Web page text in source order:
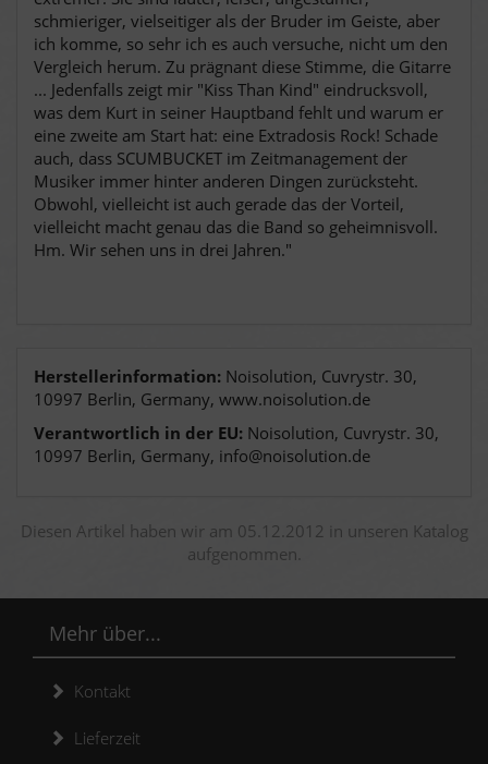
schmieriger, vielseitiger als der Bruder im Geiste, aber
ich komme, so sehr ich es auch versuche, nicht um den
Vergleich herum. Zu prägnant diese Stimme, die Gitarre
... Jedenfalls zeigt mir "Kiss Than Kind" eindrucksvoll,
was dem Kurt in seiner Hauptband fehlt und warum er
eine zweite am Start hat: eine Extradosis Rock! Schade
auch, dass SCUMBUCKET im Zeitmanagement der
Musiker immer hinter anderen Dingen zurücksteht.
Obwohl, vielleicht ist auch gerade das der Vorteil,
vielleicht macht genau das die Band so geheimnisvoll.
Hm. Wir sehen uns in drei Jahren."
Herstellerinformation: Noisolution, Cuvrystr. 30,
10997 Berlin, Germany, www.noisolution.de
Verantwortlich in der EU: Noisolution, Cuvrystr. 30,
10997 Berlin, Germany, info@noisolution.de
Diesen Artikel haben wir am 05.12.2012 in unseren Katalog
aufgenommen.
Mehr über...
Kontakt
Lieferzeit